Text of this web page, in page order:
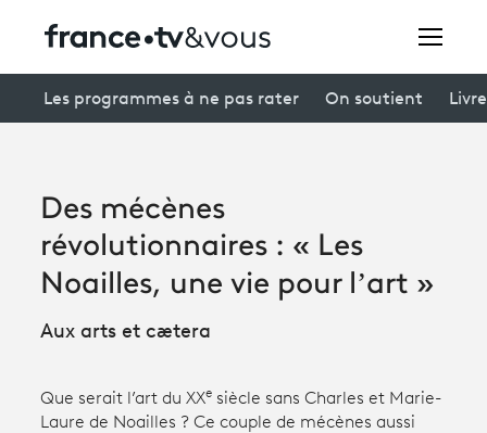
Creators
À la une
Participer et assister à une émission
Productions et innovation
Les programmes à ne pas rater On soutient
Des mécènes
révolutionnaires : « Les
Noailles, une vie pour l’art »
Aux arts et cætera
Que serait l’art du XXe siècle sans Charles et Marie-
Laure de Noailles ? Ce couple de mécènes aussi